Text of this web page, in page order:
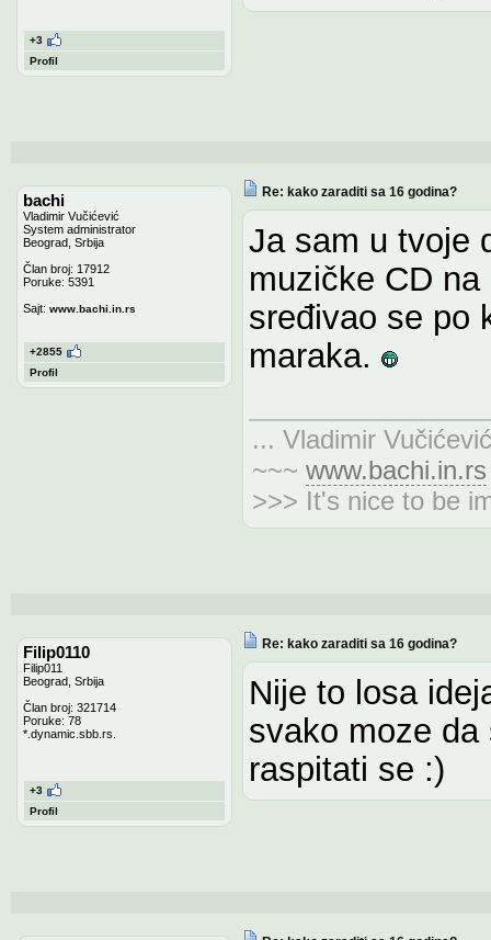
+3
Profil
bachi
Vladimir Vučićević
System administrator
Beograd, Srbija
Član broj: 17912
Poruke: 5391
Sajt: www.bachi.in.rs
+2855
Profil
Re: kako zaraditi sa 16 godina?
Ja sam u tvoje
muzičke CD
sređivao se po
maraka.
... Vladimir
~~~ www.bachi.in.rs
>>> It's nice to be
Filip0110
Filip011
Beograd, Srbija
Član broj: 321714
Poruke: 78
*.dynamic.sbb.rs.
+3
Profil
Re: kako zaraditi sa 16 godina?
Nije to losa
svako moze
raspitati se :)